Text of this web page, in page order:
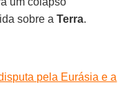
sobre aTerra.
pela Eurásia e a